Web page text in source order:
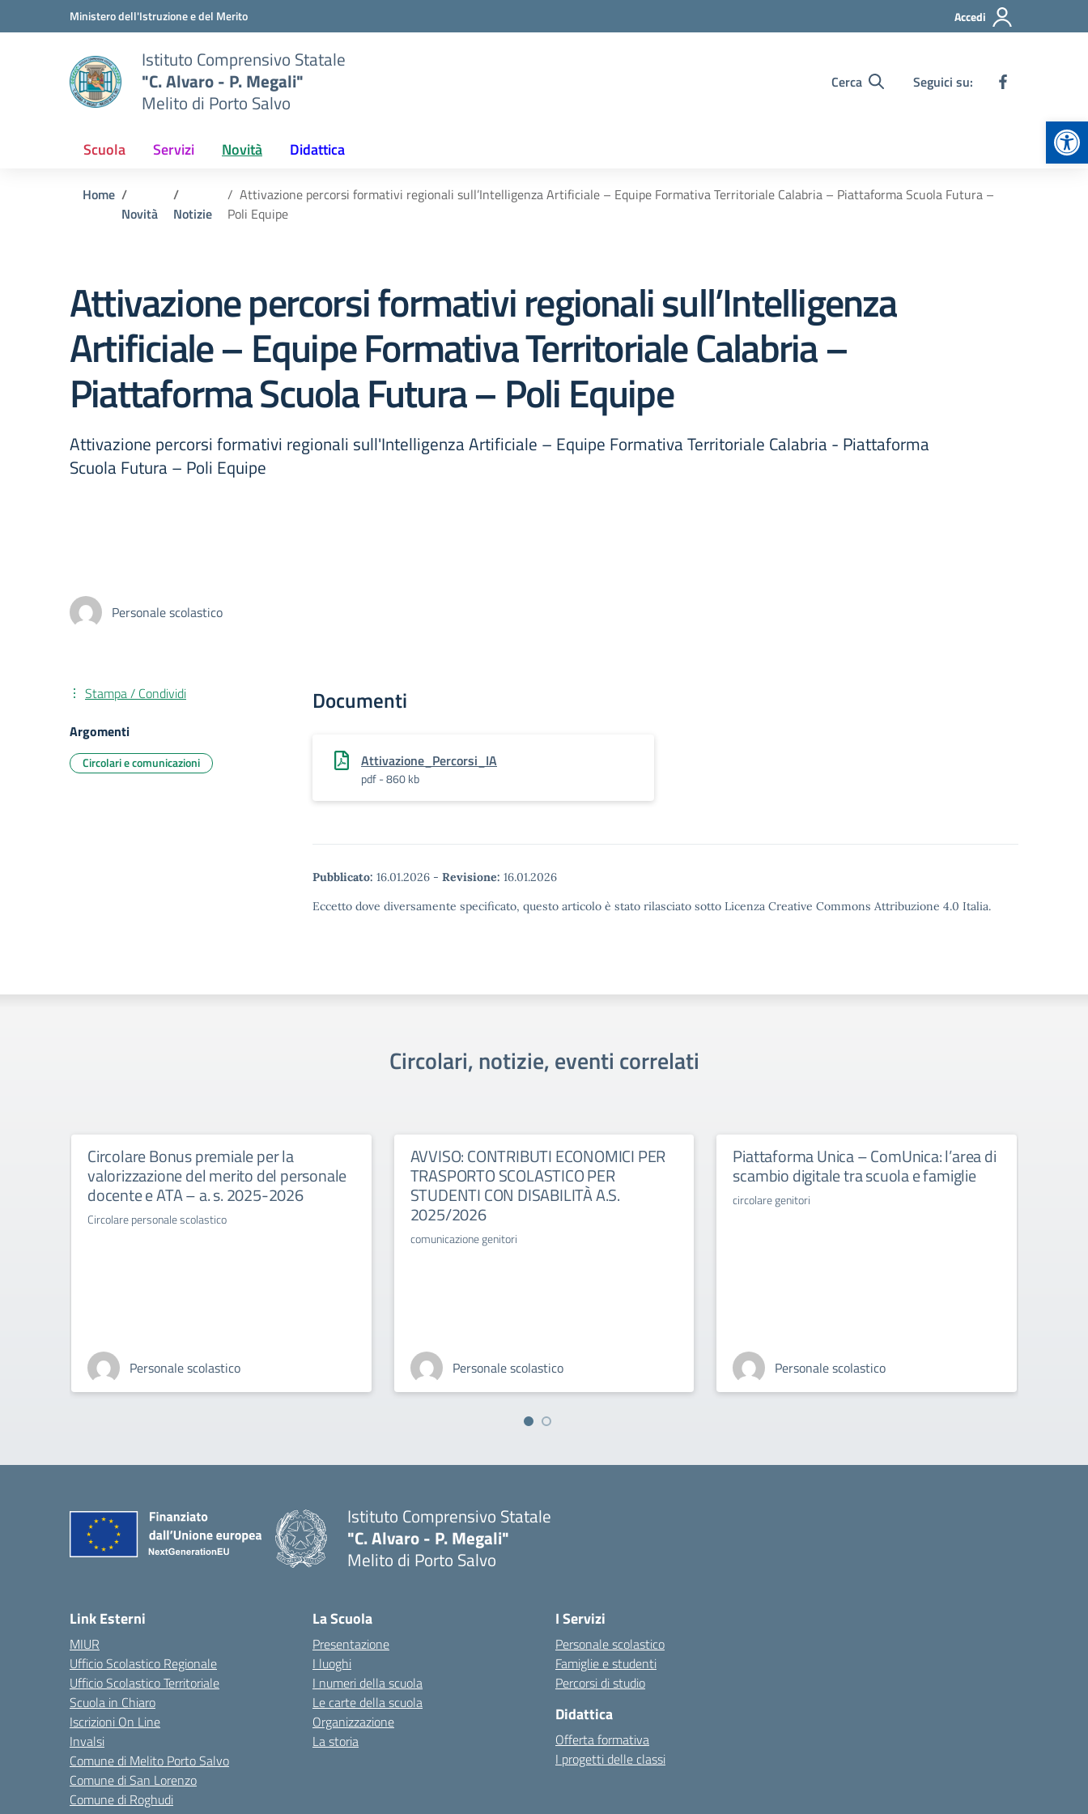
Vai ai contenuti
Vai al menu di navigazioneMinistero dell'Istruzione e del Merito Accedi
Istituto Comprensivo Statale
"C. Alvaro - P. Megali"
Melito di Porto Salvo
Cerca Seguici su:
Scuola Servizi Novità Didattica
Home
Novità
Notizie
Attivazione percorsi formativi regionali sull’Intelligenza Artificiale – Equipe Formativa Territoriale Calabria – Piattaforma Scuola Futura –
Poli Equipe
Attivazione percorsi formativi regionali sull’Intelligenza
Artificiale – Equipe Formativa Territoriale Calabria –
Piattaforma Scuola Futura – Poli Equipe
Attivazione percorsi formativi regionali sull'Intelligenza Artificiale – Equipe Formativa Territoriale Calabria - Piattaforma
Scuola Futura – Poli Equipe
Personale scolastico
Documenti
Attivazione_Percorsi_IA
pdf - 860 kb
Pubblicato: 16.01.2026 - Revisione: 16.01.2026
Eccetto dove diversamente specificato, questo articolo è stato rilasciato sotto Licenza Creative Commons Attribuzione 4.0 Italia.
Stampa / Condividi
Argomenti
Circolari e comunicazioni
Circolari, notizie, eventi correlati
Circolare Bonus premiale per la
valorizzazione del merito del personale
docente e ATA – a. s. 2025-2026
Circolare personale scolastico
Personale scolastico
AVVISO: CONTRIBUTI ECONOMICI PER
TRASPORTO SCOLASTICO PER
STUDENTI CON DISABILITÀ A.S.
2025/2026
comunicazione genitori
Personale scolastico
Piattaforma Unica – ComUnica: l’area di
scambio digitale tra scuola e famiglie
circolare genitori
Personale scolastico
Istituto Comprensivo Statale
"C. Alvaro - P. Megali"
Melito di Porto Salvo
Link Esterni
MIUR
Ufficio Scolastico Regionale
Ufficio Scolastico Territoriale
Scuola in Chiaro
Iscrizioni On Line
Invalsi
Comune di Melito Porto Salvo
Comune di San Lorenzo
Comune di Roghudi
La Scuola
Presentazione
I luoghi
I numeri della scuola
Le carte della scuola
Organizzazione
La storia
I Servizi
Personale scolastico
Famiglie e studenti
Percorsi di studio
Didattica
Offerta formativa
I progetti delle classi